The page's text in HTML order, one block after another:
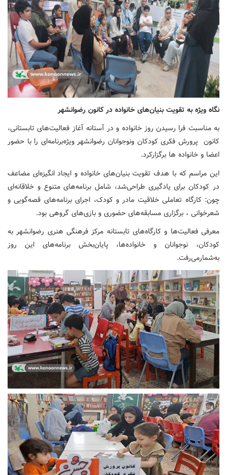
نگاه ویژه به تقویت بنیان‌های خانواده در کانون رضوانشهر
به مناسبت فرا رسیدن روز خانواده و در آستانه آغاز فعالیت‌های تابستانی،
کانون پرورش فکری کودکان ونوجوانان رضوانشهر ویژه‌برنامه‌ای را با حضور
اعضا و خانواده ها برگزارکرد.
‌این مراسم که با هدف تقویت بنیان‌های خانواده و ایجاد انگیزه‌ای مضاعف
در کودکان برای یادگیری طراحی‌شد، شامل برنامه‌های متنوع و خلاقانه‌ای
چون: کارگاه تعاملی خلاقیت مادر و کودک، اجرای برنامه‌های قصه‌گویی و
شعرخوانی ، برگزاری مسابقه‌های حضوری و بازی‌های گروهی بود.
معرفی فعالیت‌ها و کارگاه‌های تابستانه مرکز فرهنگی هنری رضوانشهر به
کودکان، نوجوانان و خانواده‌ها، پایان‌بخش برنامه‌های این روز
به‌شمارمی‌رفت.